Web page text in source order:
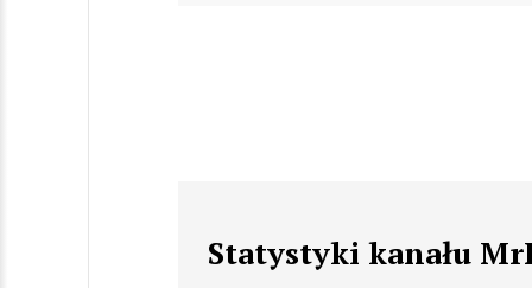
Statystyki kanału